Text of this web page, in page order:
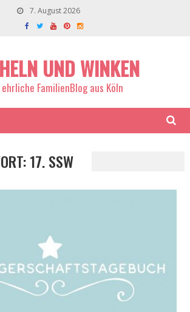
7. August 2026
UND WINKEN
FamilienBlog aus Köln
17. SSW